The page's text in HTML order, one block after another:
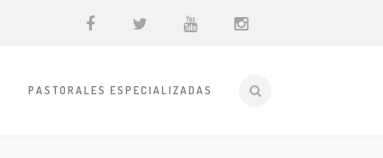
PASTORALES ESPECIALIZADAS